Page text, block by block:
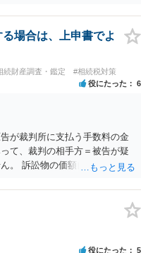
場合は、上申書でよ
続財産調査・鑑定 #相続税対策
役にたった 6
が裁判所に支払う手数料の金
て、裁判の相手方＝被告が疑
。 訴訟物の価額自体が裁判の
せん。
役にたった 5